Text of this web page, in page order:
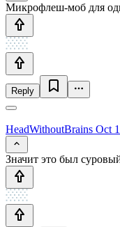
Микрофлеш-моб для
Reply
HeadWithoutBrains Oct
Значит это был